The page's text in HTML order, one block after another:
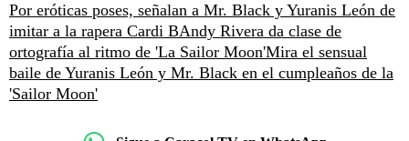
Por eróticas poses, señalan a Mr. Black y Yuranis León de
imitar a la rapera Cardi BAndy Rivera da clase de
ortografía al ritmo de 'La Sailor Moon'Mira el sensual
baile de Yuranis León y Mr. Black en el cumpleaños de la
'Sailor Moon'